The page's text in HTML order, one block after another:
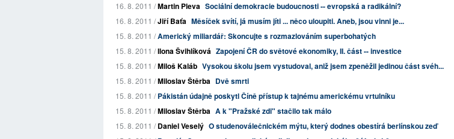
16. 8. 2011 /Martin Pleva Sociální demokracie budoucnosti -- evropská a radikální?
16. 8. 2011 /Jiří Baťa Měsíček svítí, já musím jíti ... něco uloupiti. Aneb, jsou vinni je...
15. 8. 2011 /Americký miliardář: Skoncujte s rozmazlováním superbohatých
15. 8. 2011 /Ilona Švihlíková Zapojení ČR do světové ekonomiky, II. část -- investice
15. 8. 2011 /Miloš Kaláb Vysokou školu jsem vystudoval, aniž jsem zpeněžil jedinou část svéh...
15. 8. 2011 /Miloslav Štěrba Dvě smrti
15. 8. 2011 /Pákistán údajně poskytl Číně přístup k tajnému americkému vrtulníku
15. 8. 2011 /Miloslav Štěrba A k "Pražské zdi" stačilo tak málo
15. 8. 2011 /Daniel Veselý O studenoválečnickém mýtu, který dodnes obestírá berlínskou zeď